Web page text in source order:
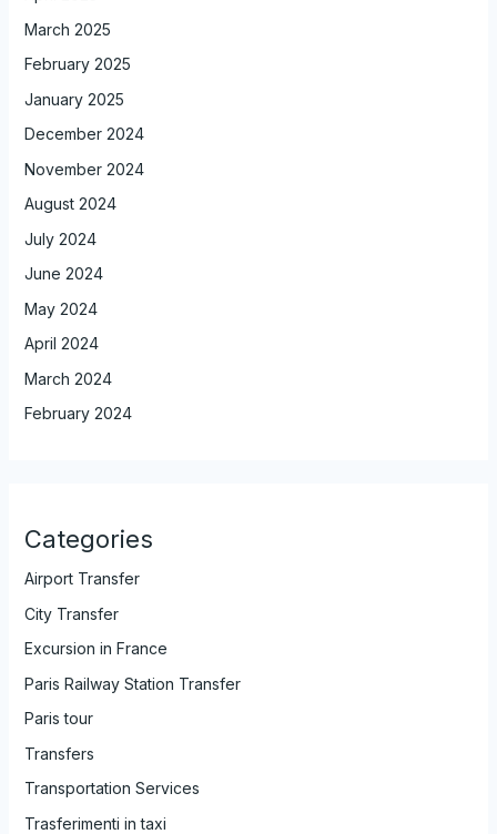
March 2025
February 2025
January 2025
December 2024
November 2024
August 2024
July 2024
June 2024
May 2024
April 2024
March 2024
February 2024
Categories
Airport Transfer
City Transfer
Excursion in France
Paris Railway Station Transfer
Paris tour
Transfers
Transportation Services
Trasferimenti in taxi